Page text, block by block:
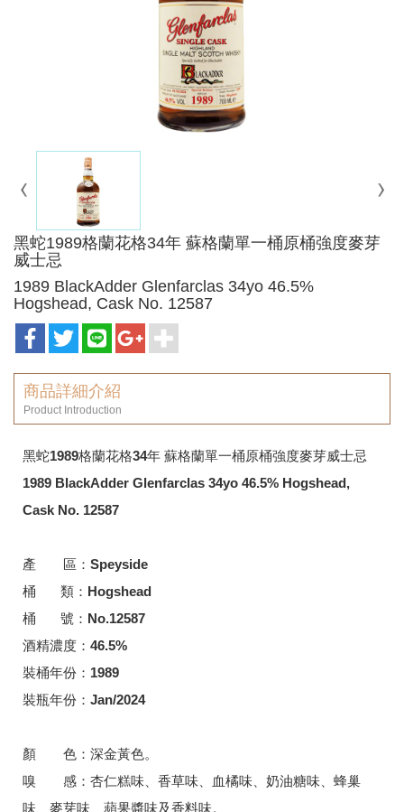
黑蛇1989格蘭花格34年 蘇格蘭單一桶原桶強度麥芽
威士忌
1989 BlackAdder Glenfarclas 34yo 46.5%
Hogshead, Cask No. 12587
商品詳細介紹
Product Introduction
黑蛇1989格蘭花格34年 蘇格蘭單一桶原桶強度麥芽威士忌
1989 BlackAdder Glenfarclas 34yo 46.5% Hogshead,
Cask No. 12587
產 區：Speyside
桶 類： Hogshead
桶 號：No.12587
酒精濃度：46.5%
裝桶年份：1989
裝瓶年份：Jan/2024
顏 色：深金黃色。
嗅 感：杏仁糕味、香草味、血橘味、奶油糖味、蜂巢
味、麥芽味、蘋果醬味及香料味。